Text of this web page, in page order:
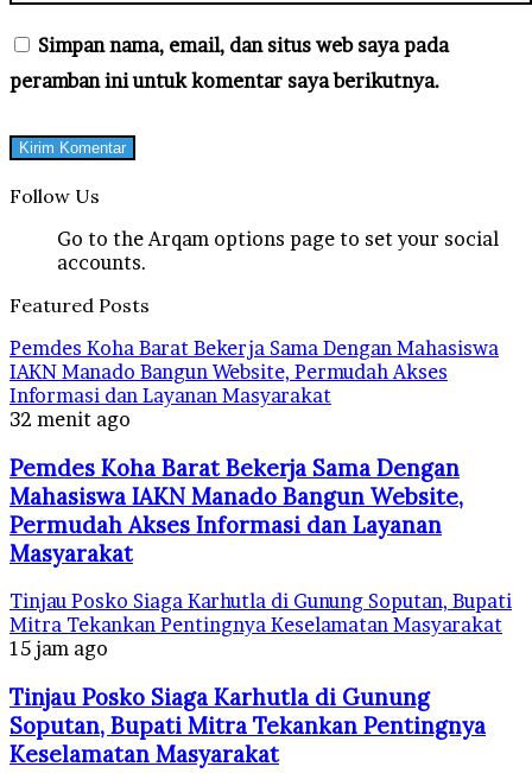
Simpan nama, email, dan situs web saya pada
peramban ini untuk komentar saya berikutnya.
Follow Us
Go to the Arqam options page to set your social
accounts.
Featured Posts
Pemdes Koha Barat Bekerja Sama Dengan Mahasiswa
IAKN Manado Bangun Website, Permudah Akses
Informasi dan Layanan Masyarakat
32 menit ago
Pemdes Koha Barat Bekerja Sama Dengan
Mahasiswa IAKN Manado Bangun Website,
Permudah Akses Informasi dan Layanan
Masyarakat
Tinjau Posko Siaga Karhutla di Gunung Soputan, Bupati
Mitra Tekankan Pentingnya Keselamatan Masyarakat
15 jam ago
Tinjau Posko Siaga Karhutla di Gunung
Soputan, Bupati Mitra Tekankan Pentingnya
Keselamatan Masyarakat